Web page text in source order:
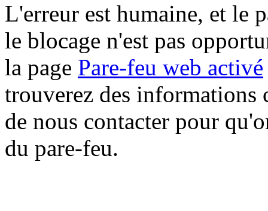
L'erreur est humaine, et le
le blocage n'est pas
la page Pare-feu web activé
trouverez des informations
de nous contacter pour
du pare-feu.